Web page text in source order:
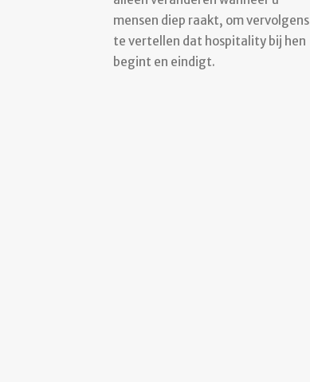
mensen diep raakt, om vervolgens
te vertellen dat hospitality bij hen
begint en eindigt.